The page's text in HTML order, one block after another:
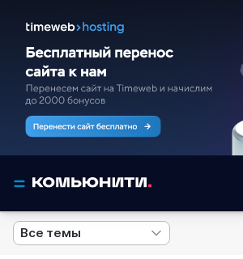
Все темы